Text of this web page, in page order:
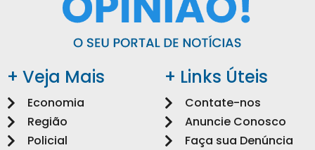
+ Veja Mais
Economia
Região
Policial
+ Links Úteis
Contate-nos
Anuncie Conosco
Faça sua Denúncia